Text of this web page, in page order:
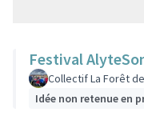
Festival
Collectif La Forêt
Idée non retenue en